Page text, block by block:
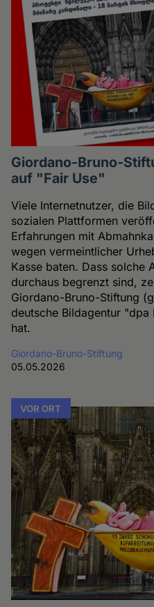
Giordano-Bruno-
auf "Fair Use"
Viele Internetnutzer, die
sozialen Plattformen
Erfahrungen mit
wegen vermeintlicher
Kasse baten. Dass solche
durchaus begrenzt sind,
Giordano-Bruno-Stiftung
deutsche Bildagentur
hat.
Giordano-Bruno-Stiftung
05.05.2026
VOR ORT